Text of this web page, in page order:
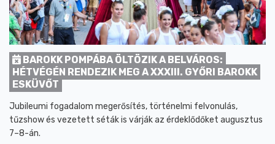
BAROKK POMPÁBA ÖLTÖZIK A BELVÁROS:
HÉTVÉGÉN RENDEZIK MEG A XXXIII. GYŐRI BAROKK
ESKÜVŐT
Jubileumi fogadalom megerősítés, történelmi felvonulás,
tűzshow és vezetett séták is várják az érdeklődőket augusztus
7–8-án.